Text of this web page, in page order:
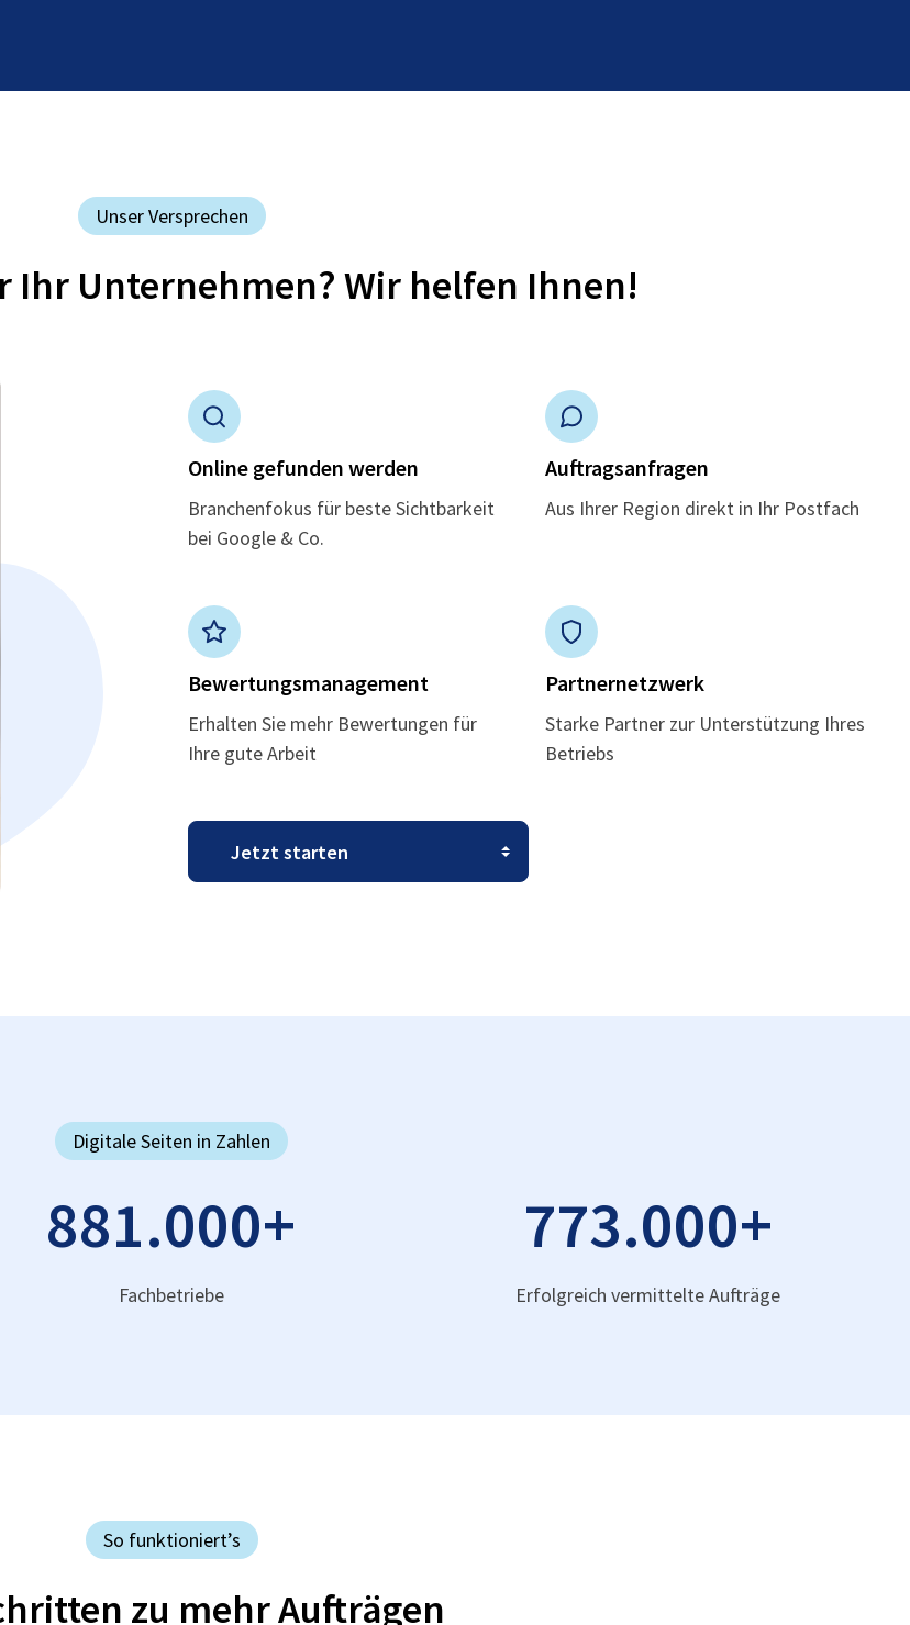
Unser Versprechen
Ihr Unternehmen? Wir helfen Ihnen!
Online gefunden werden
Branchenfokus für beste Sichtbarkeit
bei Google & Co.
Auftragsanfragen
Aus Ihrer Region direkt in Ihr Postfach
Bewertungsmanagement
Erhalten Sie mehr Bewertungen für
Ihre gute Arbeit
Partnernetzwerk
Starke Partner zur Unterstützung Ihres
Betriebs
Digitale Seiten in Zahlen
881.000+
Fachbetriebe
773.000+
Erfolgreich vermittelte Aufträge
So funktioniert’s
zu mehr Aufträgen